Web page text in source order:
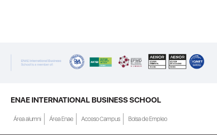
ENAE INTERNATIONAL BUSINESS SCHOOL
Área alumni Área Enae Acceso Campus Bolsa de Empleo